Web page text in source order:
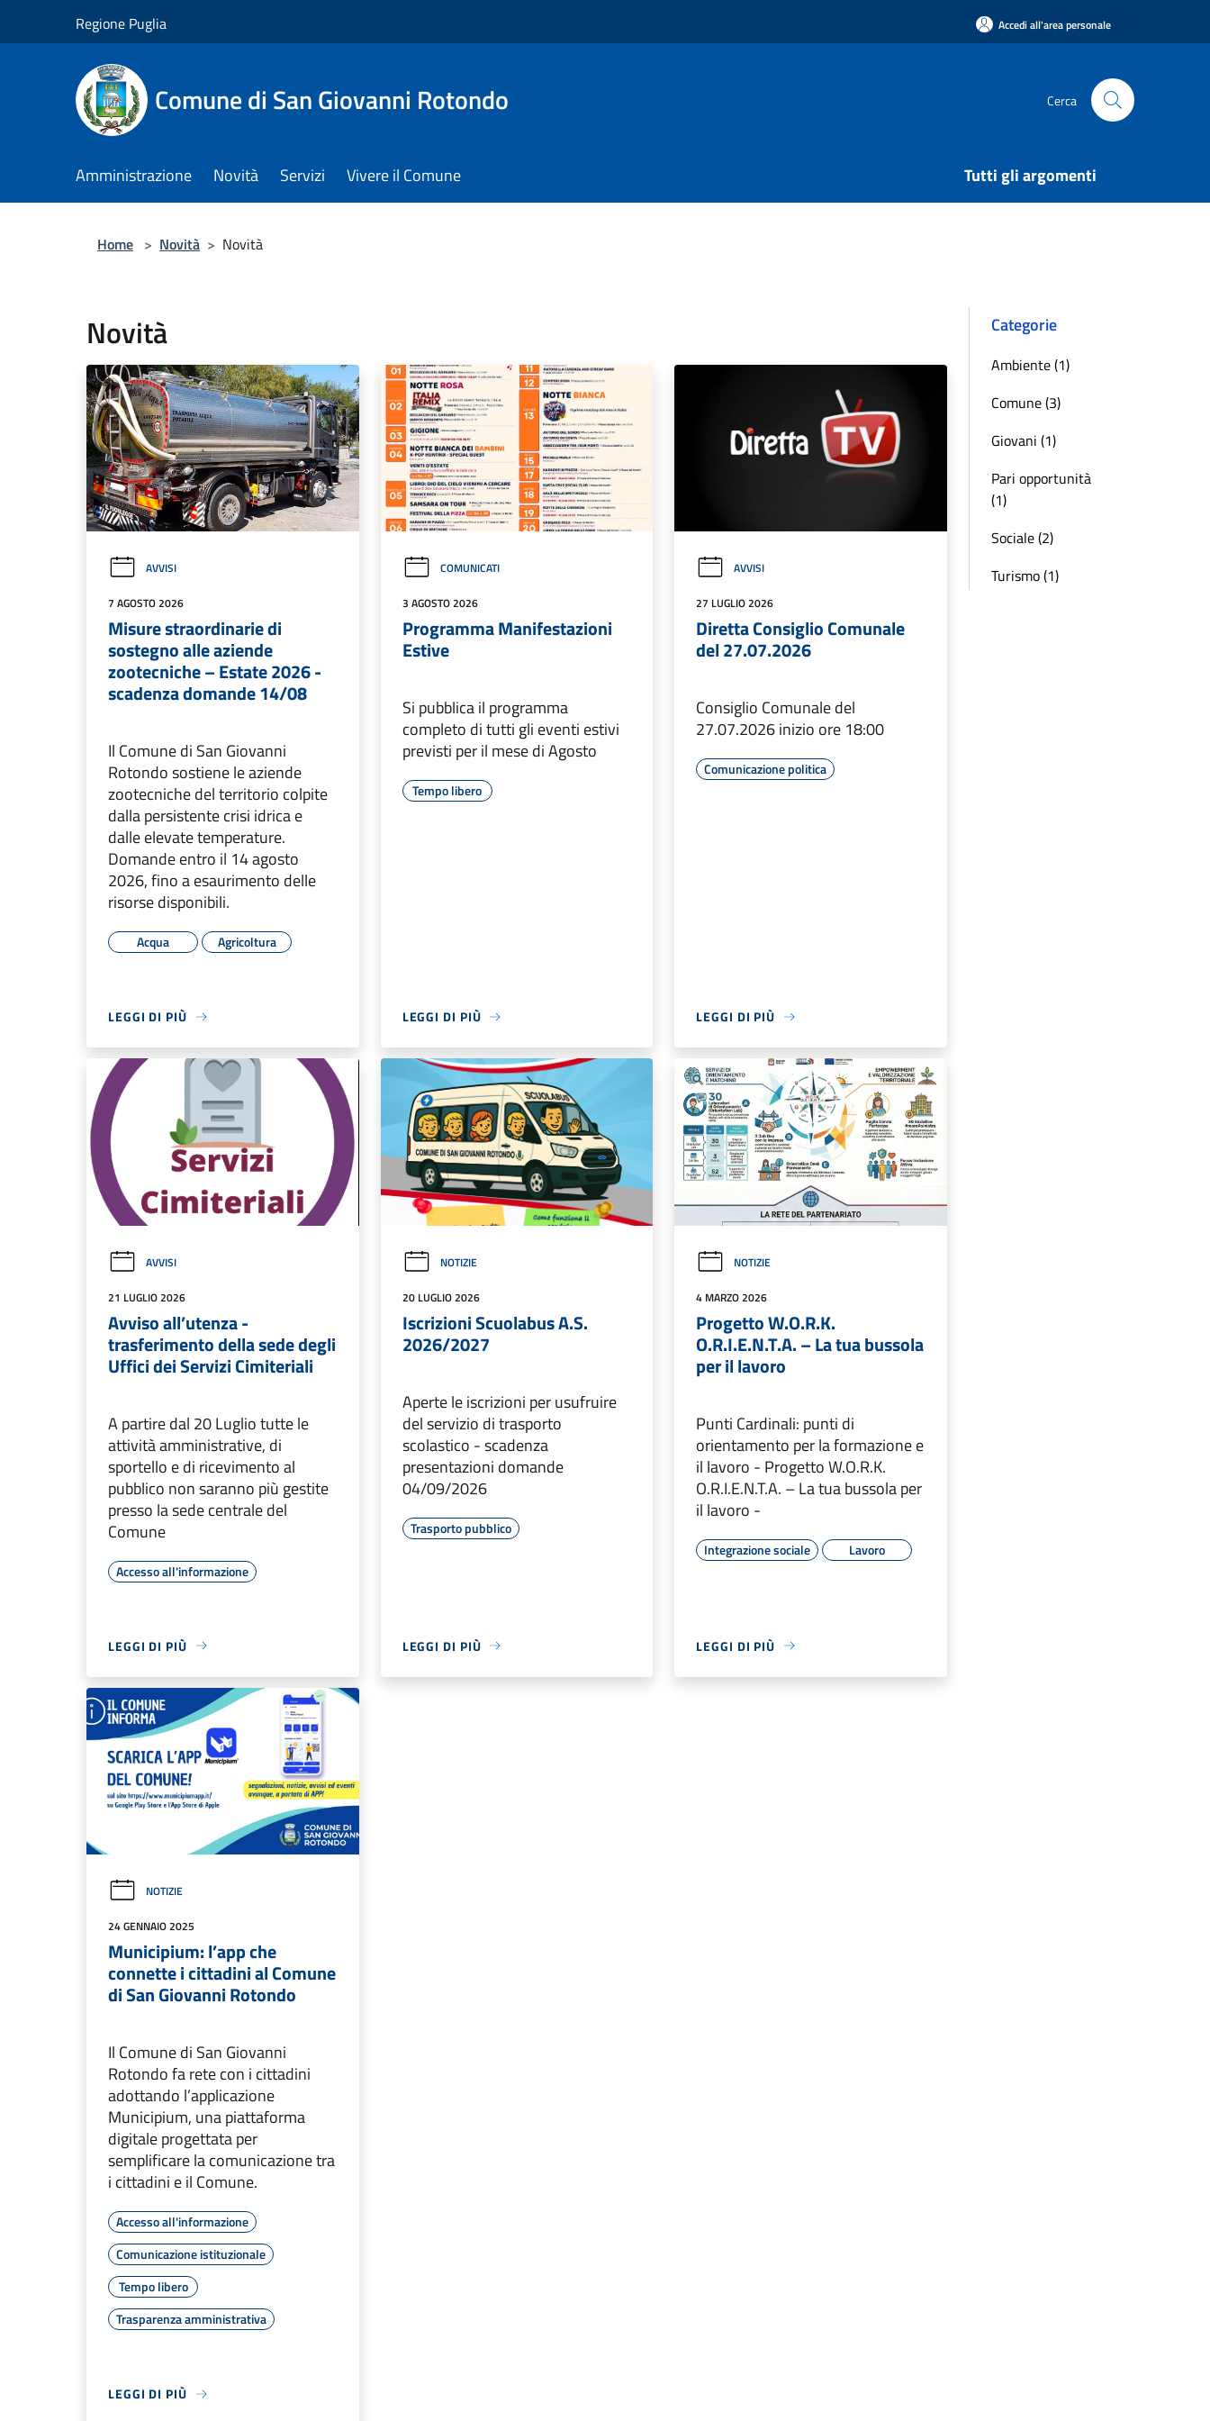
Regione Puglia Accedi all'area personale
Comune di San Giovanni Rotondo Cerca
Amministrazione Novità Servizi Vivere il Comune Tutti gli argomenti
Home > Novità > Novità
Novità
AVVISI
7 AGOSTO 2026
Misure straordinarie di
sostegno alle aziende
zootecniche – Estate 2026 -
scadenza domande 14/08
Il Comune di San Giovanni
Rotondo sostiene le aziende
zootecniche del territorio colpite
dalla persistente crisi idrica e
dalle elevate temperature.
Domande entro il 14 agosto
2026, fino a esaurimento delle
risorse disponibili.
Acqua Agricoltura
LEGGI DI PIÙ
COMUNICATI
3 AGOSTO 2026
Programma Manifestazioni
Estive
Si pubblica il programma
completo di tutti gli eventi estivi
previsti per il mese di Agosto
Tempo libero
LEGGI DI PIÙ
AVVISI
27 LUGLIO 2026
Diretta Consiglio Comunale
del 27.07.2026
Consiglio Comunale del
27.07.2026 inizio ore 18:00
Comunicazione politica
LEGGI DI PIÙ
AVVISI
21 LUGLIO 2026
Avviso all’utenza -
trasferimento della sede degli
Uffici dei Servizi Cimiteriali
A partire dal 20 Luglio tutte le
attività amministrative, di
sportello e di ricevimento al
pubblico non saranno più gestite
presso la sede centrale del
Comune
Accesso all'informazione
LEGGI DI PIÙ
NOTIZIE
20 LUGLIO 2026
Iscrizioni Scuolabus A.S.
2026/2027
Aperte le iscrizioni per usufruire
del servizio di trasporto
scolastico - scadenza
presentazioni domande
04/09/2026
Trasporto pubblico
LEGGI DI PIÙ
NOTIZIE
4 MARZO 2026
Progetto W.O.R.K.
O.R.I.E.N.T.A. – La tua bussola
per il lavoro
Punti Cardinali: punti di
orientamento per la formazione e
il lavoro - Progetto W.O.R.K.
O.R.I.E.N.T.A. – La tua bussola per
il lavoro -
Integrazione sociale Lavoro
LEGGI DI PIÙ
NOTIZIE
24 GENNAIO 2025
Municipium: l’app che
connette i cittadini al Comune
di San Giovanni Rotondo
Il Comune di San Giovanni
Rotondo fa rete con i cittadini
adottando l’applicazione
Municipium, una piattaforma
digitale progettata per
semplificare la comunicazione tra
i cittadini e il Comune.
Accesso all'informazione
Comunicazione istituzionale
Tempo libero
Trasparenza amministrativa
LEGGI DI PIÙ
Categorie
Ambiente (1)
Comune (3)
Giovani (1)
Pari opportunità
(1)
Sociale (2)
Turismo (1)